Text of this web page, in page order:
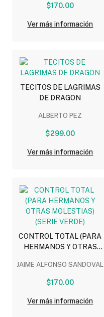
$170.00
Ver más información
TECITOS DE LAGRIMAS
DE DRAGON
ALBERTO PEZ
$299.00
Ver más información
CONTROL TOTAL (PARA
HERMANOS Y OTRAS
VERDE)
JAIME ALFONSO SANDOVAL
$170.00
Ver más información